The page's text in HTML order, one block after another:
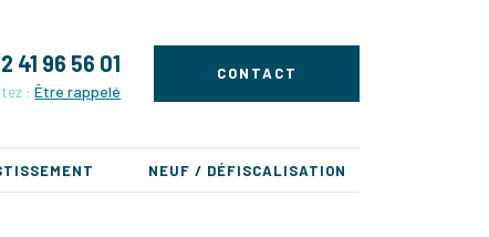
41 96 56 01
:Être rappelé
CONTACT
NEUF / DÉFISCALISATION